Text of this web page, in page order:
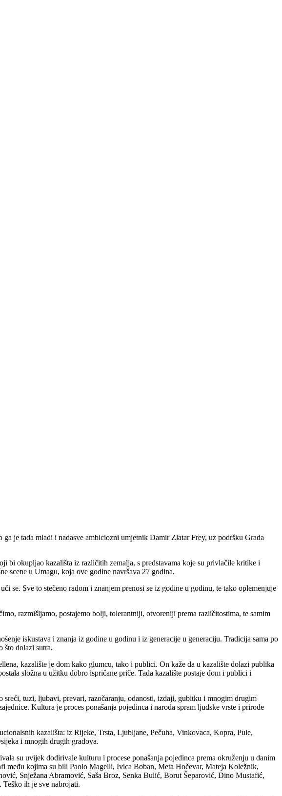
je tada mladi i nadasve ambiciozni umjetnik Damir Zlatar Frey, uz podršku Grada
bi okupljao kazališta iz različitih zemalja, s predstavama koje su privlačile kritike i
scene u Umagu, koja ove godine navršava 27 godina.
se. Sve to stečeno radom i znanjem prenosi se iz godine u godinu, te tako oplemenjuje
razmišljamo, postajemo bolji, tolerantniji, otvoreniji prema različitostima, te samim
iskustava i znanja iz godine u godinu i iz generacije u generaciju. Tradicija sama po
što dolazi sutra.
kazalište je dom kako glumcu, tako i publici. On kaže da u kazalište dolazi publika
složna u užitku dobro ispričane priče. Tada kazalište postaje dom i publici i
sreći, tuzi, ljubavi, prevari, razočaranju, odanosti, izdaji, gubitku i mnogim drugim
Kultura je proces ponašanja pojedinca i naroda spram ljudske vrste i prirode
kazališta: iz Rijeke, Trsta, Ljubljane, Pečuha, Vinkovaca, Kopra, Pule,
i mnogih drugih gradova.
su uvijek dodirivale kulturu i procese ponašanja pojedinca prema okruženju u danim
među kojima su bili Paolo Magelli, Ivica Boban, Meta Hočevar, Mateja Koležnik,
Snježana Abramović, Saša Broz, Senka Bulić, Borut Šeparović, Dino Mustafić,
ih je sve nabrojati.